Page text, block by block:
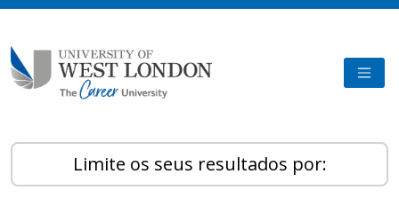
Limite os seus resultados por: